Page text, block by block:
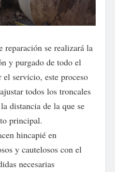
reparación se realizará la
y purgado de todo el
el servicio, este proceso
todos los troncales
distancia de la que se
principal.
hincapié en
y cautelosos con el
necesarias